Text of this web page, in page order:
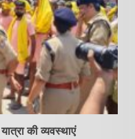
की व्यवस्थाएं